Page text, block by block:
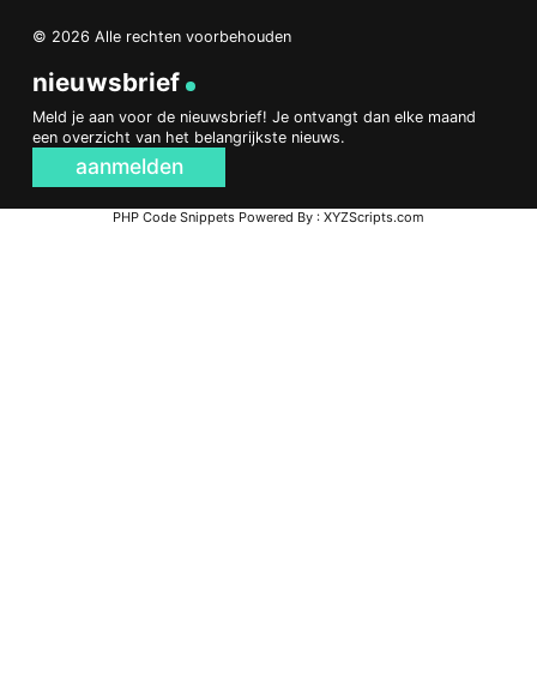
© 2026 Alle rechten voorbehouden
nieuwsbrief
Meld je aan voor de nieuwsbrief! Je ontvangt dan elke maand
een overzicht van het belangrijkste nieuws.
aanmelden
PHP Code Snippets Powered By : XYZScripts.com